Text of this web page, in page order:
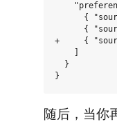
{
{
+     {
  }
随后，当你